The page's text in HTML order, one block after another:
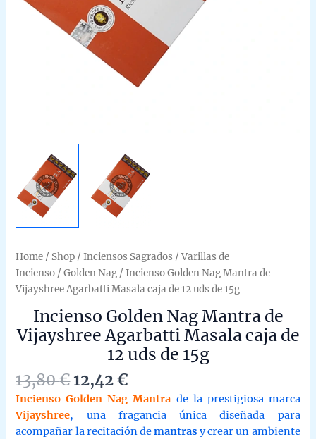
Home / Shop /Inciensos Sagrados /Varillas de
Incienso /Golden Nag / Incienso Golden Nag Mantra de
Vijayshree Agarbatti Masala caja de 12 uds de 15g
Incienso Golden Nag Mantra de
Vijayshree Agarbatti Masala caja de
12 uds de 15g
13,80€Original
price
was:
13,80 €.
12,42€
price
is:
12,42 €.
Incienso Golden Nag Mantra de la prestigiosa marca
Vijayshree, una fragancia única diseñada para
acompañar la recitación demantras y crear un ambiente